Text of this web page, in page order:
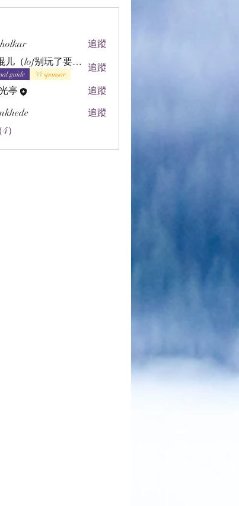
追蹤
辣条味冰棍儿（lof别玩了要氪金的）
guide sponsor
追蹤
亭
追蹤
追蹤
）